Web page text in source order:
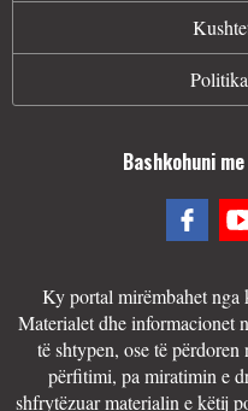
Bashkohuni
Ky portal mirëmbahet
Materialet dhe informacionet
të shtypen, ose të
përfitimi, pa miratimin e
shfrytëzuar materialin e këtij